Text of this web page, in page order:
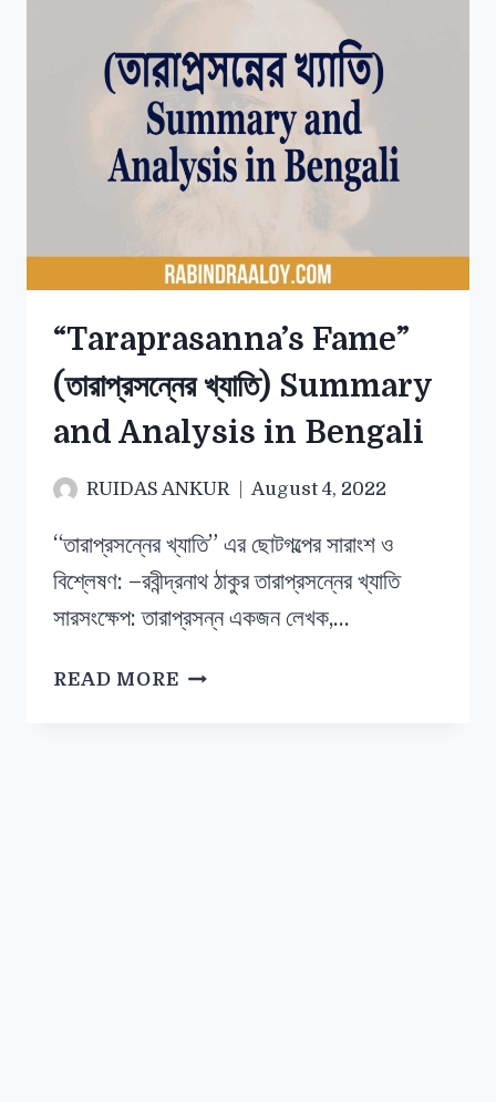
“Taraprasanna’s Fame”
(তারাপ্রসন্নের খ্যাতি) Summary
and Analysis in Bengali
RUIDAS ANKUR August 4, 2022
“তারাপ্রসন্নের খ্যাতি” এর ছোটগল্পের সারাংশ ও
বিশ্লেষণ: –রবীন্দ্রনাথ ঠাকুর তারাপ্রসন্নের খ্যাতি
সারসংক্ষেপ: তারাপ্রসন্ন একজন লেখক,…
READ MORE